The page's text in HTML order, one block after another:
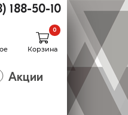
188-50-10
Корзина
0
Акции